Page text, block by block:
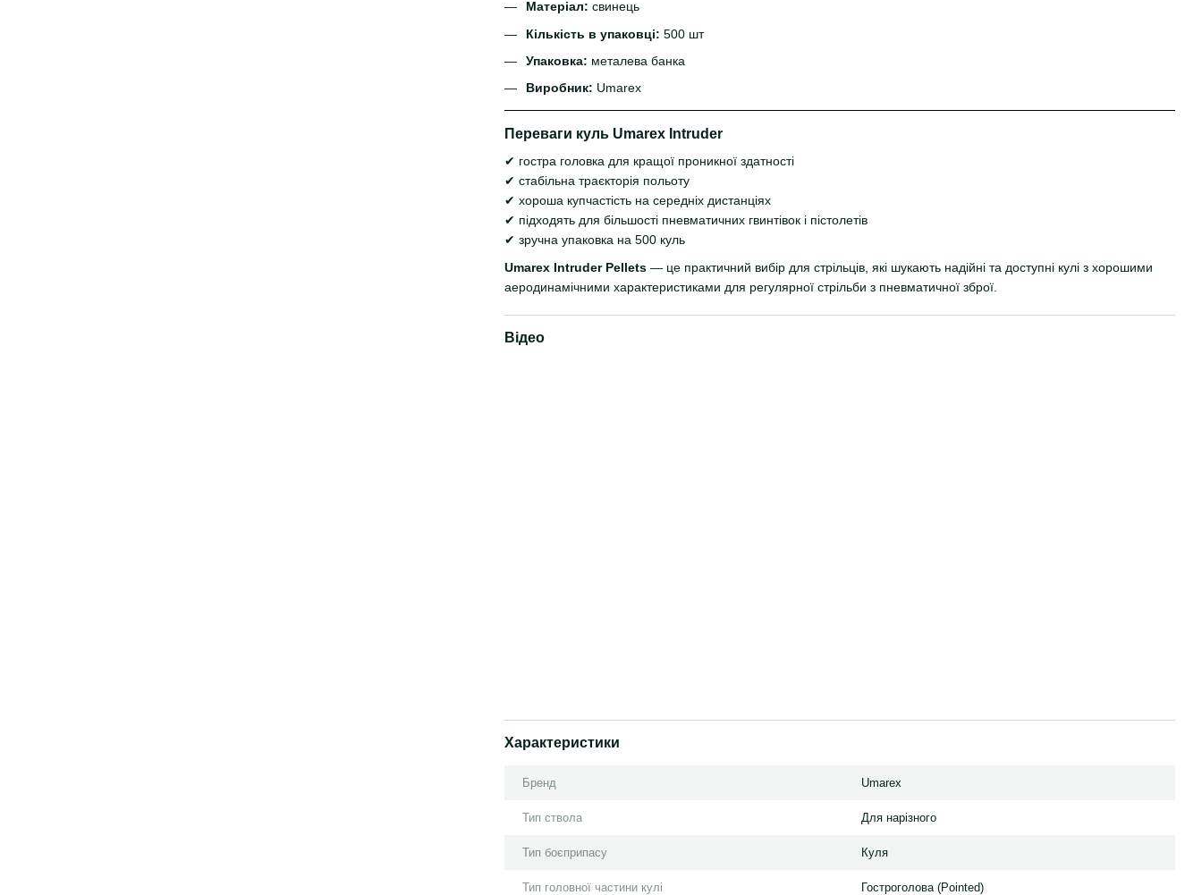
Матеріал: свинець
Кількість в упаковці: 500 шт
Упаковка: металева банка
Виробник: Umarex
Переваги куль Umarex Intruder
✔ гостра головка для кращої проникної здатності
✔ стабільна траєкторія польоту
✔ хороша купчастість на середніх дистанціях
✔ підходять для більшості пневматичних гвинтівок і пістолетів
✔ зручна упаковка на 500 куль
Umarex Intruder Pellets— це практичний вибір для стрільців, які шукають надійні та доступні кулі з хорошими
аеродинамічними характеристиками для регулярної стрільби з пневматичної зброї.
Відео
Характеристики
Бренд Umarex
Тип ствола Для нарізного
Тип боєприпасу Куля
Тип головної частини кулі Гостроголова (Pointed)